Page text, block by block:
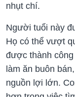
nhụt chí.
Người tuổi này
Họ có thể vượt
được thành
làm ăn buôn
nguồn lợi lớn.